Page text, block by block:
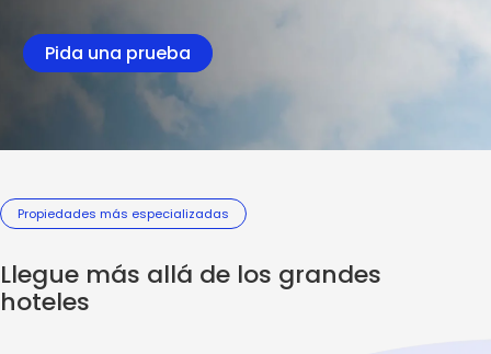
Pida una prueba
Propiedades más especializadas
Llegue más allá de los grandes
hoteles